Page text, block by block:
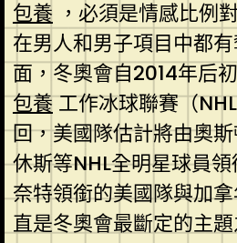
包養 ，必須是情感比例
在男人和男子項目中都
面，冬奧會自2014年后
包養工作冰球聯賽（
回，美國隊估計將由奧斯
休斯等NHL全明星球員
奈特領銜的美國隊與加
直是冬奧會最斷定的主題